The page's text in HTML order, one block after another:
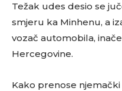
Težak udes desio se
smjeru ka Minhenu, a
vozač automobila,
Hercegovine.
Kako prenose njemački